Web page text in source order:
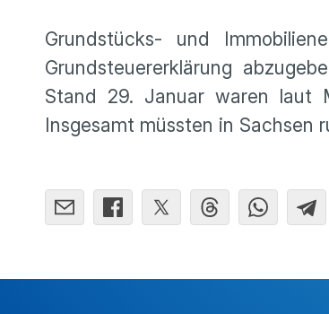
Grundstücks- und
Grundsteuererklärung
Stand 29. Januar waren laut
Insgesamt müssten in Sachsen